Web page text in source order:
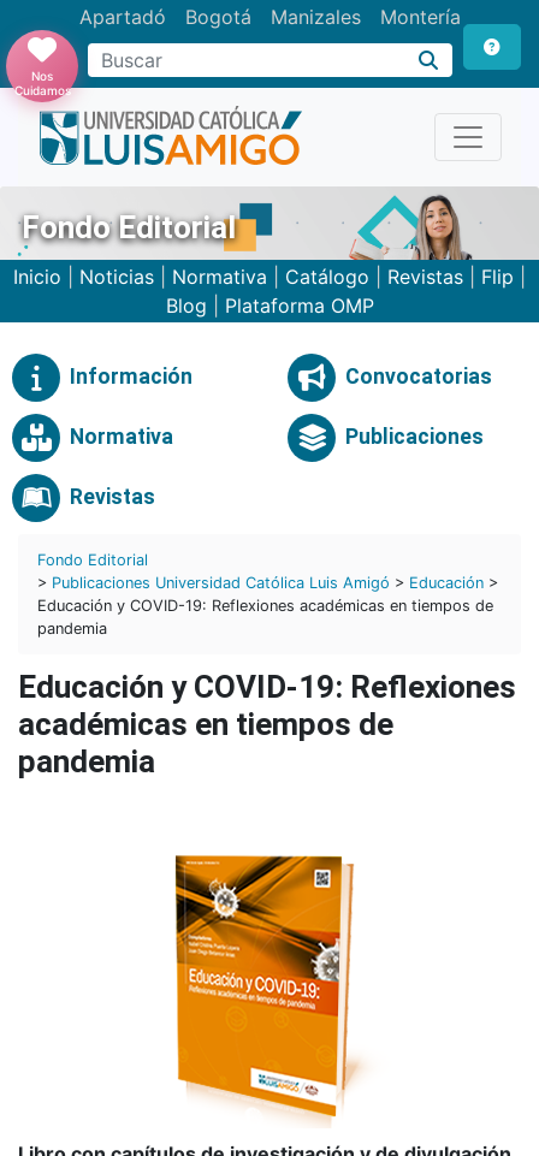
Apartadó Bogotá Manizales Montería
Buscar
Nos
Cuidamos
Fondo Editorial
Inicio Noticias Normativa Catálogo Revistas Flip
Blog
Plataforma OMP
Información Convocatorias
Normativa Publicaciones
Revistas
Fondo Editorial
> Publicaciones Universidad Católica Luis Amigó > Educación >
Educación y COVID-19: Reflexiones académicas en tiempos de
pandemia
Educación y COVID-19: Reflexiones
académicas en tiempos de
pandemia